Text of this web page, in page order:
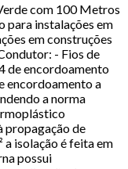
com 100 Metros
para instalações em
em construções
- Fios de
de encordoamento
encordoamento a
a norma
propagação de
a isolação é feita em
possui